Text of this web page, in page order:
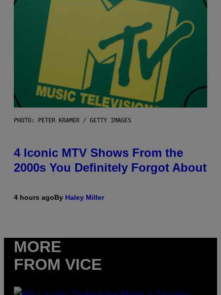
PHOTO: PETER KRAMER / GETTY IMAGES
4 Iconic MTV Shows From the
2000s You Definitely Forgot About
4 hours agoBy Haley Miller
MORE
FROM VICE